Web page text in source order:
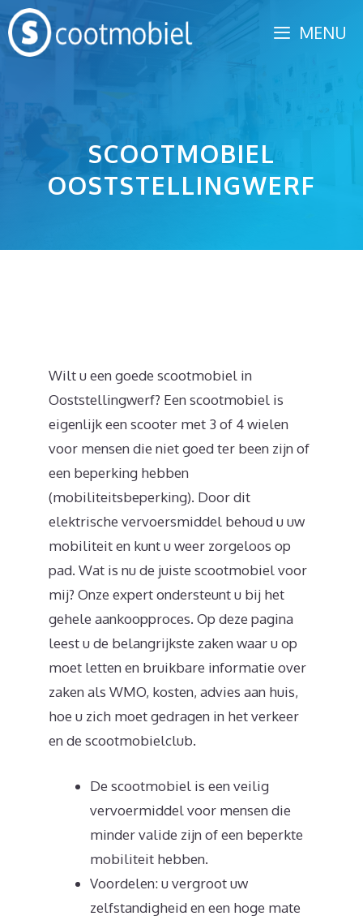
Spring
naar
inhoud
MENU
SCOOTMOBIEL
OOSTSTELLINGWERF
Wilt u een goede scootmobiel in
Ooststellingwerf? Een scootmobiel is
eigenlijk een scooter met 3 of 4 wielen
voor mensen die niet goed ter been zijn of
een beperking hebben
(mobiliteitsbeperking). Door dit
elektrische vervoersmiddel behoud u uw
mobiliteit en kunt u weer zorgeloos op
pad. Wat is nu de juiste scootmobiel voor
mij? Onze expert ondersteunt u bij het
gehele aankoopproces. Op deze pagina
leest u de belangrijkste zaken waar u op
moet letten en bruikbare informatie over
zaken als WMO, kosten, advies aan huis,
hoe u zich moet gedragen in het verkeer
en de scootmobielclub.
De scootmobiel is een veilig
vervoermiddel voor mensen die
minder valide zijn of een beperkte
mobiliteit hebben.
Voordelen: u vergroot uw
zelfstandigheid en een hoge mate